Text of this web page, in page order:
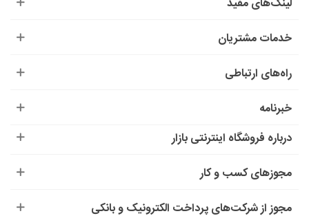
خدمات مشتریان
راه‌های ارتباطی
خبرنامه
درباره‌ فروشگاه اینترنتی بازار
مجوزهای کسب و کار
مجوز از شرکت‌های پرداخت الکترونیک و بانکی